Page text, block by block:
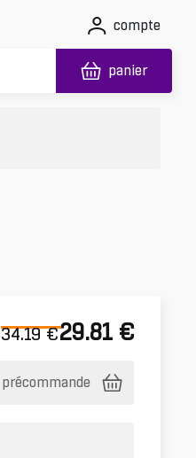
compte
panier
34.19 €29.81 €
précommande